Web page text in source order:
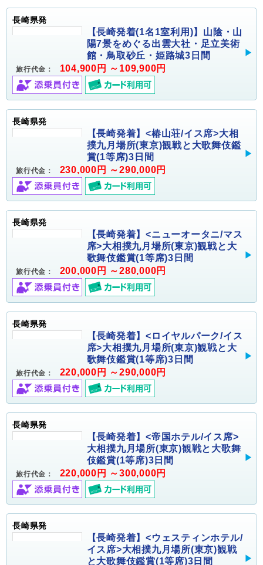
長崎県発
【長崎発着(1名1室利用)】山陰・山
陽7景をめぐる出雲大社・足立美術
館・鳥取砂丘・姫路城3日間
旅行代金： 104,900円 ～109,900円
長崎県発
【長崎発着】<椿山荘/イス席>大相
撲九月場所(東京)観戦と大歌舞伎鑑
賞(1等席)3日間
旅行代金： 230,000円 ～290,000円
長崎県発
【長崎発着】<ニューオータニ/マス
席>大相撲九月場所(東京)観戦と大
歌舞伎鑑賞(1等席)3日間
旅行代金： 200,000円 ～280,000円
長崎県発
【長崎発着】<ロイヤルパーク/イス
席>大相撲九月場所(東京)観戦と大
歌舞伎鑑賞(1等席)3日間
旅行代金： 220,000円 ～290,000円
長崎県発
【長崎発着】<帝国ホテル/イス席>
大相撲九月場所(東京)観戦と大歌舞
伎鑑賞(1等席)3日間
旅行代金： 220,000円 ～300,000円
長崎県発
【長崎発着】<ウェスティンホテル/
イス席>大相撲九月場所(東京)観戦
と大歌舞伎鑑賞(1等席)3日間